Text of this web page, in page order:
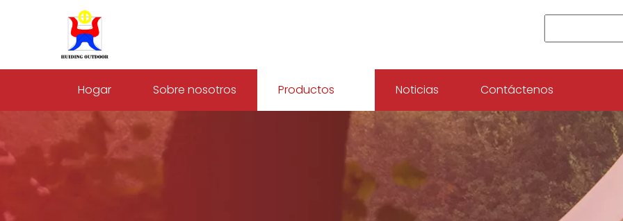
Hogar Sobre nosotros Productos Noticias Contáctenos